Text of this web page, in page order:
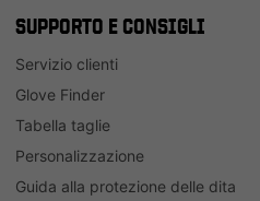
SUPPORTO E CONSIGLI
Servizio clienti
Glove Finder
Tabella taglie
Personalizzazione
Guida alla protezione delle dita